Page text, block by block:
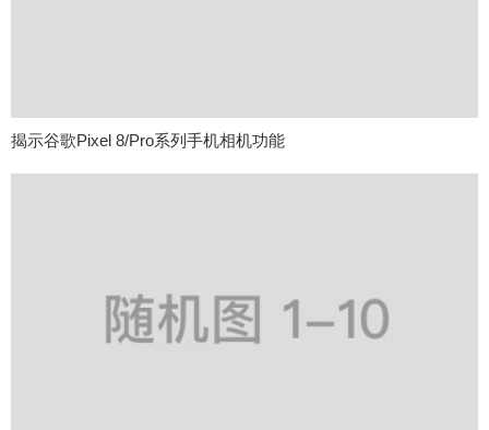
揭示谷歌Pixel 8/Pro系列手机相机功能